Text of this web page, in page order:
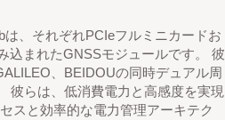
は、それぞれPCIeフルミニカードお
込まれたGNSSモジュールです。 彼
、BEIDOUの同時デュアル周
彼らは、低消費電力と高感度を実現
スと効率的な電力管理アーキテク